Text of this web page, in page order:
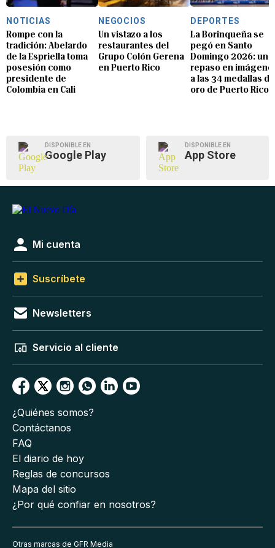
NOTICIAS
Rompe con la
tradición: Abelardo
de la Espriella toma
posesión como
presidente de
Colombia en Cali
NEGOCIOS
Un vistazo a los
restaurantes del
Grupo Colón Gerena
en Puerto Rico
DEPORTES
La Borinqueña se
pegó en Santo
Domingo 2026: un
repaso en
a las 34 medallas de
oro de Puerto Rico
DISPONIBLE EN
Google Play
DISPONIBLE EN
App Store
Mi cuenta
Suscríbete
Newsletters
Servicio al cliente
¿Quiénes somos?
Contáctanos
FAQ
El diario de hoy
Reglas de concursos
Mapa del sitio
¿Por qué confiar en nosotros?
Otras marcas de GFR Media